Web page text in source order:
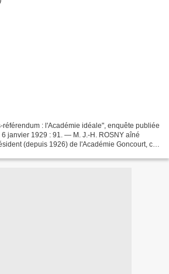
référendum : l'Académie idéale", enquête publiée
janvier 1929 : 91. — M. J.-H. ROSNY aîné
(depuis 1926) de l'Académie Goncourt, ce